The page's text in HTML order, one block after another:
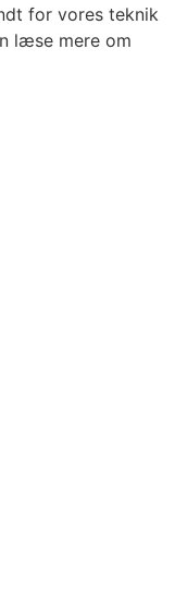
for vores teknik
læse mere om